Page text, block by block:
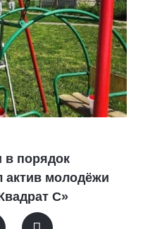
в порядок
актив молодёжи
С»